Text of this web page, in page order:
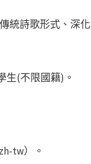
統詩歌形式、深
生(不限國籍)。
tw）。